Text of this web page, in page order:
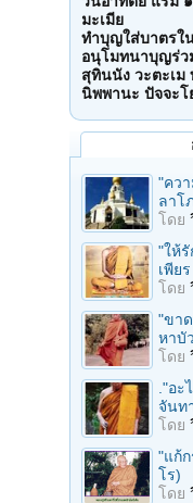
มะเมีย
ทำบุญใส่บาตรใ
อนุโมทนาบุญร่ว
สุทินนัง วะตะเม
นิพพานะ ปัจจะโ
"คว
ลาโ
โดย
"ให้
เพีย
โดย
"ขา
หาบั
โดย
."อะ
จันท
โดย
"แก้
โร)
โดย